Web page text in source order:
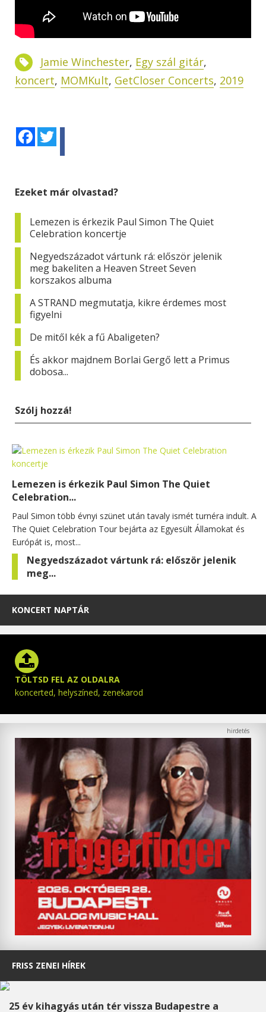
Jamie Winchester, Egy szál gitár,
koncert, MOMKult, GetCloser Concerts, 2019
Facebook
Ezeket már olvastad?
Lemezen is érkezik Paul Simon The Quiet
Celebration koncertje
Negyedszázadot vártunk rá: először jelenik
meg bakeliten a Heaven Street Seven
korszakos albuma
A STRAND megmutatja, kikre érdemes most
figyelni
De mitől kék a fű Abaligeten?
És akkor majdnem Borlai Gergő lett a Primus
dobosa...
Szólj hozzá!
Lemezen is érkezik Paul Simon The Quiet
Celebration...
Paul Simon több évnyi szünet után tavaly ismét turnéra indult. A
The Quiet Celebration Tour bejárta az Egyesült Államokat és
Európát is, most...
Negyedszázadot vártunk rá: először jelenik
meg...
KONCERT NAPTÁR
TÖLTSD FEL AZ OLDALRA
koncerted, helyszíned, zenekarod
FRISS ZENEI HÍREK
25 év kihagyás után tér vissza Budapestre a